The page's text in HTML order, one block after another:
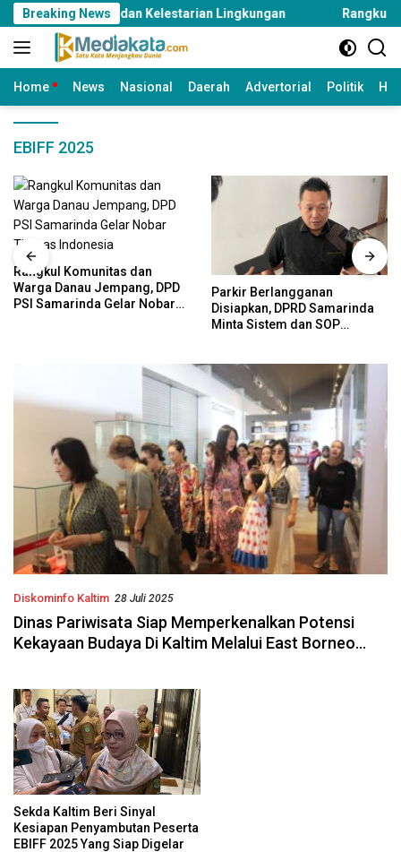
Langsung
ke
konten
Breaking News
Daerah dan Kelestarian Lingkungan Rangkul Komunitas
Home News Nasional Daerah Advertorial Politik
EBIFF 2025
Rangkul Komunitas dan
Warga Danau Jempang, DPD
PSI Samarinda Gelar Nobar
Parkir Berlangganan
Disiapkan, DPRD Samarinda
Minta Sistem dan SOP
Diskominfo Kaltim 28 Juli 2025
Dinas Pariwisata Siap Memperkenalkan Potensi
Kekayaan Budaya Di Kaltim Melalui East Borneo
Sekda Kaltim Beri Sinyal
Kesiapan Penyambutan Peserta
EBIFF 2025 Yang Siap Digelar